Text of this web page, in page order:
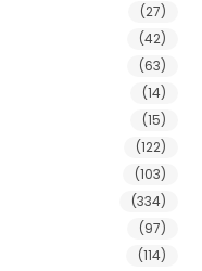
(27)
(42)
(63)
(14)
(15)
(122)
(103)
(334)
(97)
(114)